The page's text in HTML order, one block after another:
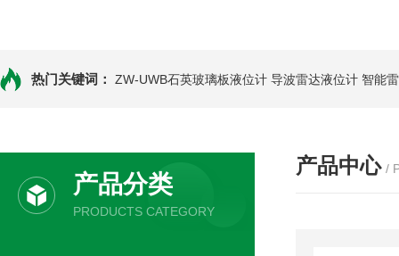
热门关键词： ZW-UWB石英玻璃板液位计 导波雷达液位计 智能
产品分类
PRODUCTS CATEGORY
产品中心 /